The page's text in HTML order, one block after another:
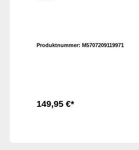
Produktnummer: M5707209119971
149,95 €*